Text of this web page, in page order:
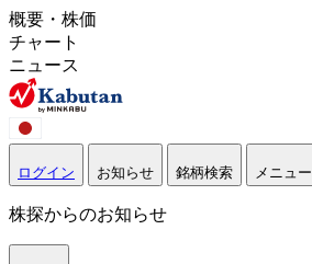
概要・株価
チャート
ニュース
ログイン お知らせ 銘柄検索 メニュー
株探からのお知らせ